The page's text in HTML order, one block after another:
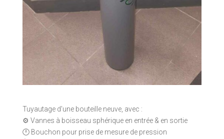
Tuyautage d'une bouteille neuve, avec :
⚙️ Vannes à boisseau sphérique en entrée & en sortie
🕛 Bouchon pour prise de mesure de pression